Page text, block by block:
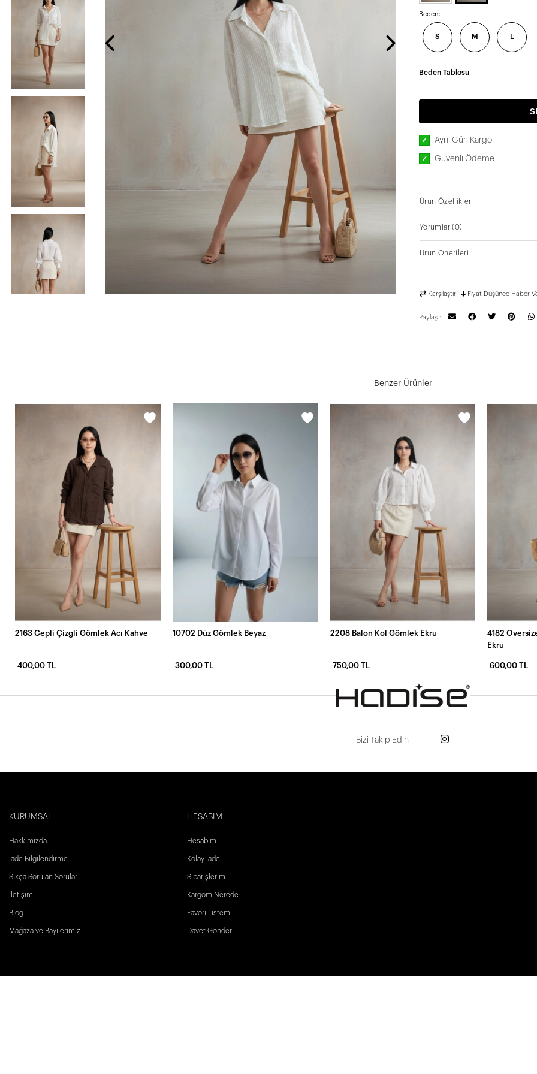
Beden:
S M L
Beden Tablosu
✓ Aynı Gün Kargo
✓ Güvenli Ödeme
Ürün Özellikleri
Yorumlar(0)
Ürün Önerileri
Karşılaştır Fiyat Düşünce Haber
Paylaş :
Benzer Ürünler
2163 Cepli Çizgli Gömlek Acı Kahve
400,00 TL
10702 Düz Gömlek Beyaz
300,00 TL
2208 Balon Kol Gömlek Ekru
750,00 TL
4182
Ekru
600,00 TL
Bizi Takip Edin
KURUMSAL
Hakkımızda
İade Bilgilendirme
Sıkça Sorulan Sorular
İletişim
Blog
Mağaza ve Bayilerimiz
HESABIM
Hesabım
Kolay İade
Siparişlerim
Kargom Nerede
Favori Listem
Davet Gönder